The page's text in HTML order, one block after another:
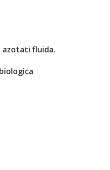
azotati fluida.